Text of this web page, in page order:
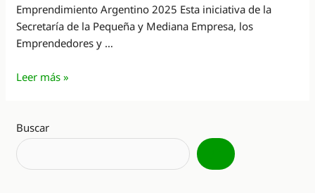
Emprendimiento Argentino 2025 Esta iniciativa de la
Secretaría de la Pequeña y Mediana Empresa, los
Emprendedores y …
¡Atención
Leer más »
Buscar